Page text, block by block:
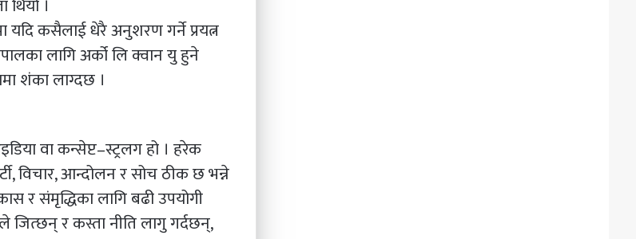
।
यदि कसैलाई धेरै अनुशरण गर्ने प्रयत्न
लागि अर्को लि क्वान यु हुने
शंका लाग्दछ ।
वा कन्सेप्ट–स्ट्रलग हो । हरेक
विचार, आन्दोलन र सोच ठीक छ भन्ने
र संमृद्धिका लागि बढी उपयोगी
जित्छन् र कस्ता नीति लागु गर्दछन्,